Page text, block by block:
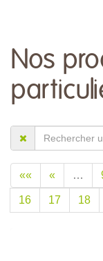
Nos
«« « …
16 17 18